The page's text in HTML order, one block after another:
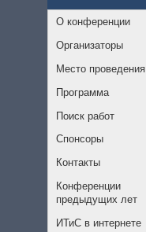
О конференции
Организаторы
Место проведения
Программа
Поиск работ
Спонсоры
Контакты
Конференции
предыдущих лет
ИТиС в интернете